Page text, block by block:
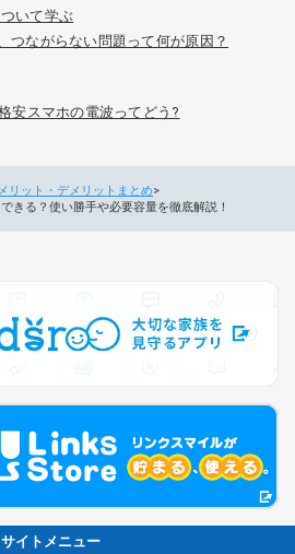
いて学ぶ
つながらない問題って何が原因？
安スマホの電波ってどう?
リット・デメリットまとめ
きる？使い勝手や必要容量を徹底解説！
サイトメニュー